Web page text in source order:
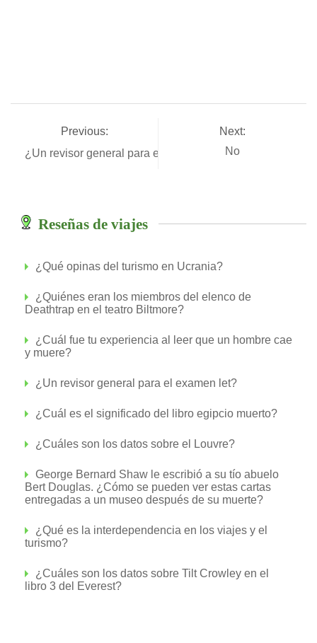
Previous:
¿Un revisor general para el examen let?
Next:
No
Reseñas de viajes
¿Qué opinas del turismo en Ucrania?
¿Quiénes eran los miembros del elenco de
Deathtrap en el teatro Biltmore?
¿Cuál fue tu experiencia al leer que un hombre cae
y muere?
¿Un revisor general para el examen let?
¿Cuál es el significado del libro egipcio muerto?
¿Cuáles son los datos sobre el Louvre?
George Bernard Shaw le escribió a su tío abuelo
Bert Douglas. ¿Cómo se pueden ver estas cartas
entregadas a un museo después de su muerte?
¿Qué es la interdependencia en los viajes y el
turismo?
¿Cuáles son los datos sobre Tilt Crowley en el
libro 3 del Everest?